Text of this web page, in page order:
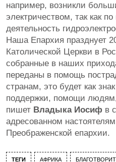
например, возникли
электричеством, так как
деятельность
Наша Епархия празднует
Католической Церкви в
собранные в наших
переданы в помощь
странам, это будет как
поддержки, помощи
пишет Владыка Иосиф в
адресованном
Преображенской епархии.
ТЕГИ АФРИКА